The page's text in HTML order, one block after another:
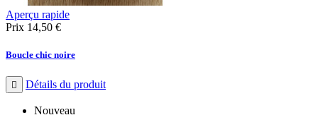
Aperçu rapide
Prix 14,50 €
Boucle chic noire
 Détails du produit
Nouveau